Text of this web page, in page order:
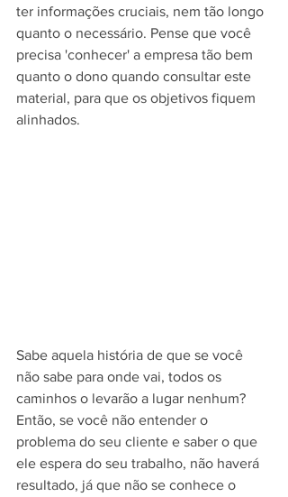
ter informações cruciais, nem tão longo
quanto o necessário. Pense que você
precisa 'conhecer' a empresa tão bem
quanto o dono quando consultar este
material, para que os objetivos fiquem
alinhados.
Sabe aquela história de que se você
não sabe para onde vai, todos os
caminhos o levarão a lugar nenhum?
Então, se você não entender o
problema do seu cliente e saber o que
ele espera do seu trabalho, não haverá
resultado, já que não se conhece o